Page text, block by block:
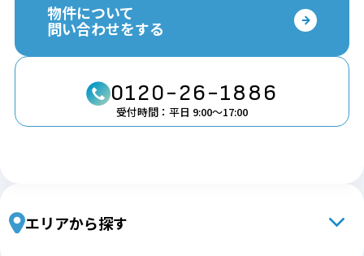
エリアから探す
物件について
問い合わせをする
0120-26-1886
受付時間：平日 9:00〜17:00